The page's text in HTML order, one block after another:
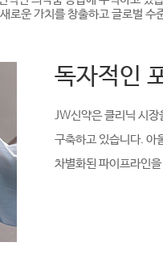
로운 가치를 창출하고 글로벌 수
독자적인
JW신약은 클리닉 시장
구축하고 있습니다. 아
차별화된 파이프라인